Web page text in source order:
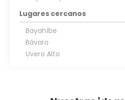
Lugares cercanos
Bayahíbe
Bávaro
Uvero Alto